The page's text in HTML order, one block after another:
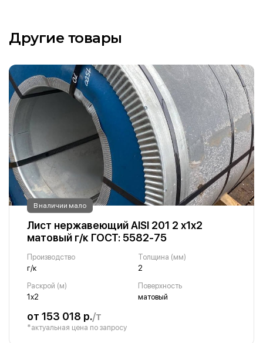
Другие товары
В наличии мало
Лист нержавеющий AISI 201 2 х1х2
матовый г/к ГОСТ: 5582-75
Производство
г/к
Толщина (мм)
2
Раскрой (м)
1х2
Поверхность
матовый
от 153 018 р./т
*актуальная цена по запросу